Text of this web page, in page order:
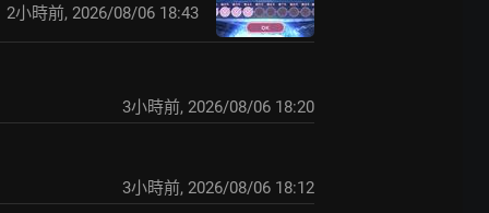
2小時前, 2026/08/06 18:43
3小時前, 2026/08/06 18:20
3小時前, 2026/08/06 18:12